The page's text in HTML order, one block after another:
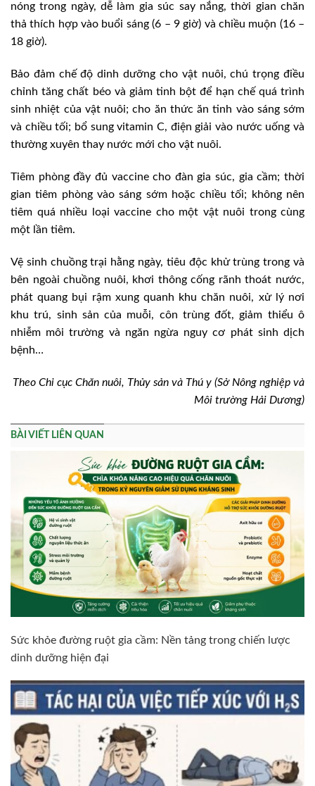
nóng trong ngày, dễ làm gia súc say nắng, thời gian chăn
thả thích hợp vào buổi sáng (6 – 9 giờ) và chiều muộn (16 –
18 giờ).
Bảo đảm chế độ dinh dưỡng cho vật nuôi, chú trọng điều
chỉnh tăng chất béo và giảm tinh bột để hạn chế quá trình
sinh nhiệt của vật nuôi; cho ăn thức ăn tinh vào sáng sớm
và chiều tối; bổ sung vitamin C, điện giải vào nước uống và
thường xuyên thay nước mới cho vật nuôi.
Tiêm phòng đầy đủ vaccine cho đàn gia súc, gia cầm; thời
gian tiêm phòng vào sáng sớm hoặc chiều tối; không nên
tiêm quá nhiều loại vaccine cho một vật nuôi trong cùng
một lần tiêm.
Vệ sinh chuồng trại hằng ngày, tiêu độc khử trùng trong và
bên ngoài chuồng nuôi, khơi thông cống rãnh thoát nước,
phát quang bụi rậm xung quanh khu chăn nuôi, xử lý nơi
khu trú, sinh sản của muỗi, côn trùng đốt, giảm thiểu ô
nhiễm môi trường và ngăn ngừa nguy cơ phát sinh dịch
bệnh…
Theo Chi cục Chăn nuôi, Thủy sản và Thú y (Sở Nông nghiệp và
Môi trường Hải Dương)
BÀI VIẾT LIÊN QUAN
Sức khỏe đường ruột gia cầm: Nền tảng trong chiến lược
dinh dưỡng hiện đại